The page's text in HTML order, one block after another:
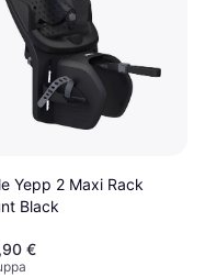
Yepp 2 Maxi Rack
Black
€